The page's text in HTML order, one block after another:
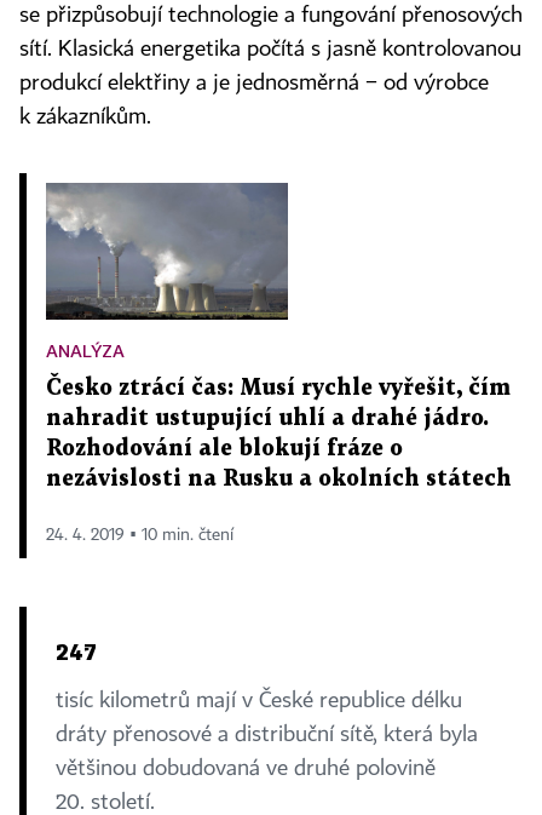
se přizpůsobují technologie a fungování přenosových
sítí. Klasická energetika počítá s jasně kontrolovanou
produkcí elektřiny a je jednosměrná − od výrobce
k zákazníkům.
ANALÝZA
Česko ztrácí čas: Musí rychle vyřešit, čím
nahradit ustupující uhlí a drahé jádro.
Rozhodování ale blokují fráze o
nezávislosti na Rusku a okolních státech
24. 4. 2019 ▪ 10 min. čtení
247
tisíc kilometrů mají v České republice délku
dráty přenosové a distribuční sítě, která byla
většinou dobudovaná ve druhé polovině
20. století.